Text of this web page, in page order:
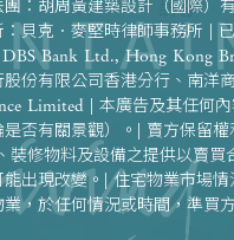
：胡周黃建築設計（國際
貝克．麥堅時律師事務所 |
Bank Ltd., Hong Kong
份有限公司香港分行、南
Limited | 本廣告及其任何
否有關景觀）。| 賣方保留
裝修物料及設備之提供以賣
出現改變。| 住宅物業市場
，於任何情況或時間，準
| 賣方建議準買方參閱有關
訪客